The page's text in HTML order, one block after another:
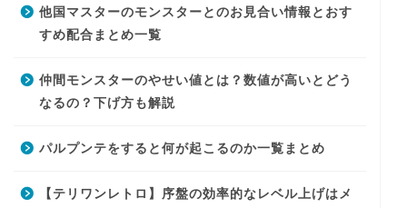
他国マスターのモンスターとのお見合い情報とおす
すめ配合まとめ一覧
仲間モンスターのやせい値とは？数値が高いとどう
なるの？下げ方も解説
パルプンテをすると何が起こるのか一覧まとめ
【テリワンレトロ】序盤の効率的なレベル上げはメ